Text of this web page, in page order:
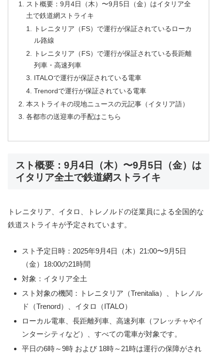
スト概要：9月4日（木）〜9月5日（金）はイタリア全
土で鉄道網ストライキ
トレニタリア（FS）で運行が保証されているローカ
ル路線
トレニタリア（FS）で運行が保証されている長距離
列車・高速列車
ITALOで運行が保証されている電車
Trenordで運行が保証されている電車
本ストライキの現地ニュースの元記事（イタリア語）
各都市の送迎車の手配はこちら
スト概要：9月4日（木）〜9月5日（金）は
イタリア全土で鉄道網ストライキ
トレニタリア、イタロ、トレノルドの従業員による全国的な
鉄道ストライキが予定されています。
スト予定日時：2025年9月4日（木）21:00〜9月5日
（金）18:00の21時間
対象：イタリア全土
スト対象の機関：トレニタリア（Trenitalia）、トレノル
ド（Trenord）、イタロ（ITALO）
ローカル電車、長距離列車、高速列車（フレッチャやイ
ンターシティなど）、すべての電車が対象です。
平日の6時～9時 および 18時～21時は運行の保障がされ